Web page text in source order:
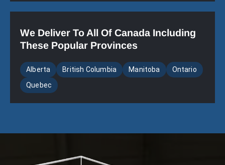
We Deliver To All Of Canada Including
These Popular Provinces
Alberta British Columbia Manitoba
Ontario
Quebec